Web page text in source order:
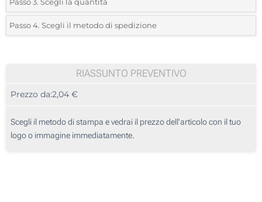
1 Colore (Su un lato)
Stampa digitale full color (Su un lato)
*Quantità desiderata:
70
175
350
Passo 4. Scegli il metodo di spedizione
RIASSUNTO PREVENTIVO
Prezzo da:2,04 €
Scegli il metodo di stampa e vedrai il prezzo dell'articolo con il tuo
logo o immagine immediatamente.